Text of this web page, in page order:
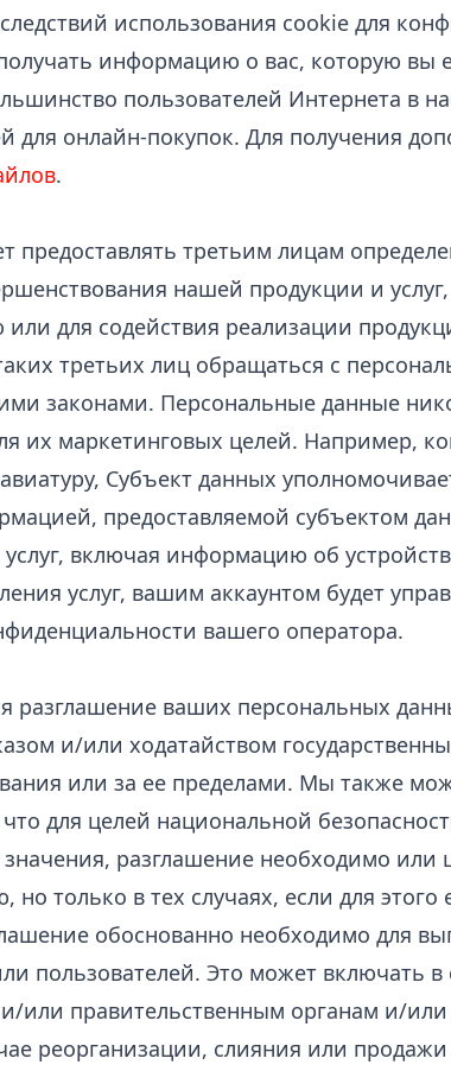
использования cookie для
информацию о вас, которую вы
пользователей Интернета в
для онлайн-покупок. Для получения
.
предоставлять третьим лицам
нашей продукции и
для содействия реализации
третьих лиц обращаться с
законами. Персональные данные
их маркетинговых целей. Например,
Субъект данных
предоставляемой субъектом
включая информацию об
услуг, вашим аккаунтом будет
вашего оператора.
разглашение ваших персональных
и/или ходатайством
или за ее пределами. Мы также
для целей национальной
разглашение необходимо или
только в тех случаях, если для этого
обоснованно необходимо для
пользователей. Это может включать в
или правительственным органам и/
реорганизации, слияния или